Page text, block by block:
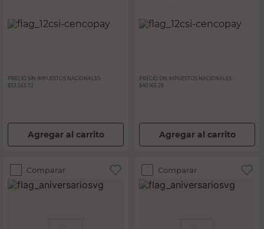
PRECIO SIN IMPUESTOS NACIONALES:
$53.553,72
Agregar al carrito
PRECIO SIN IMPUESTOS NACIONALES:
$40.165,29
Agregar al carrito
Comparar Comparar